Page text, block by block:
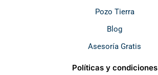
Pozo Tierra
Blog
Asesoría Gratis
Políticas y condiciones